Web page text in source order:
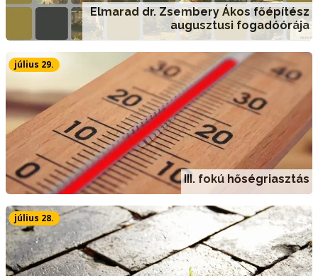
Elmarad dr. Zsembery Ákos főépítész
augusztusi fogadóórája
III. fokú hőségriasztás
július 29.
július 28.